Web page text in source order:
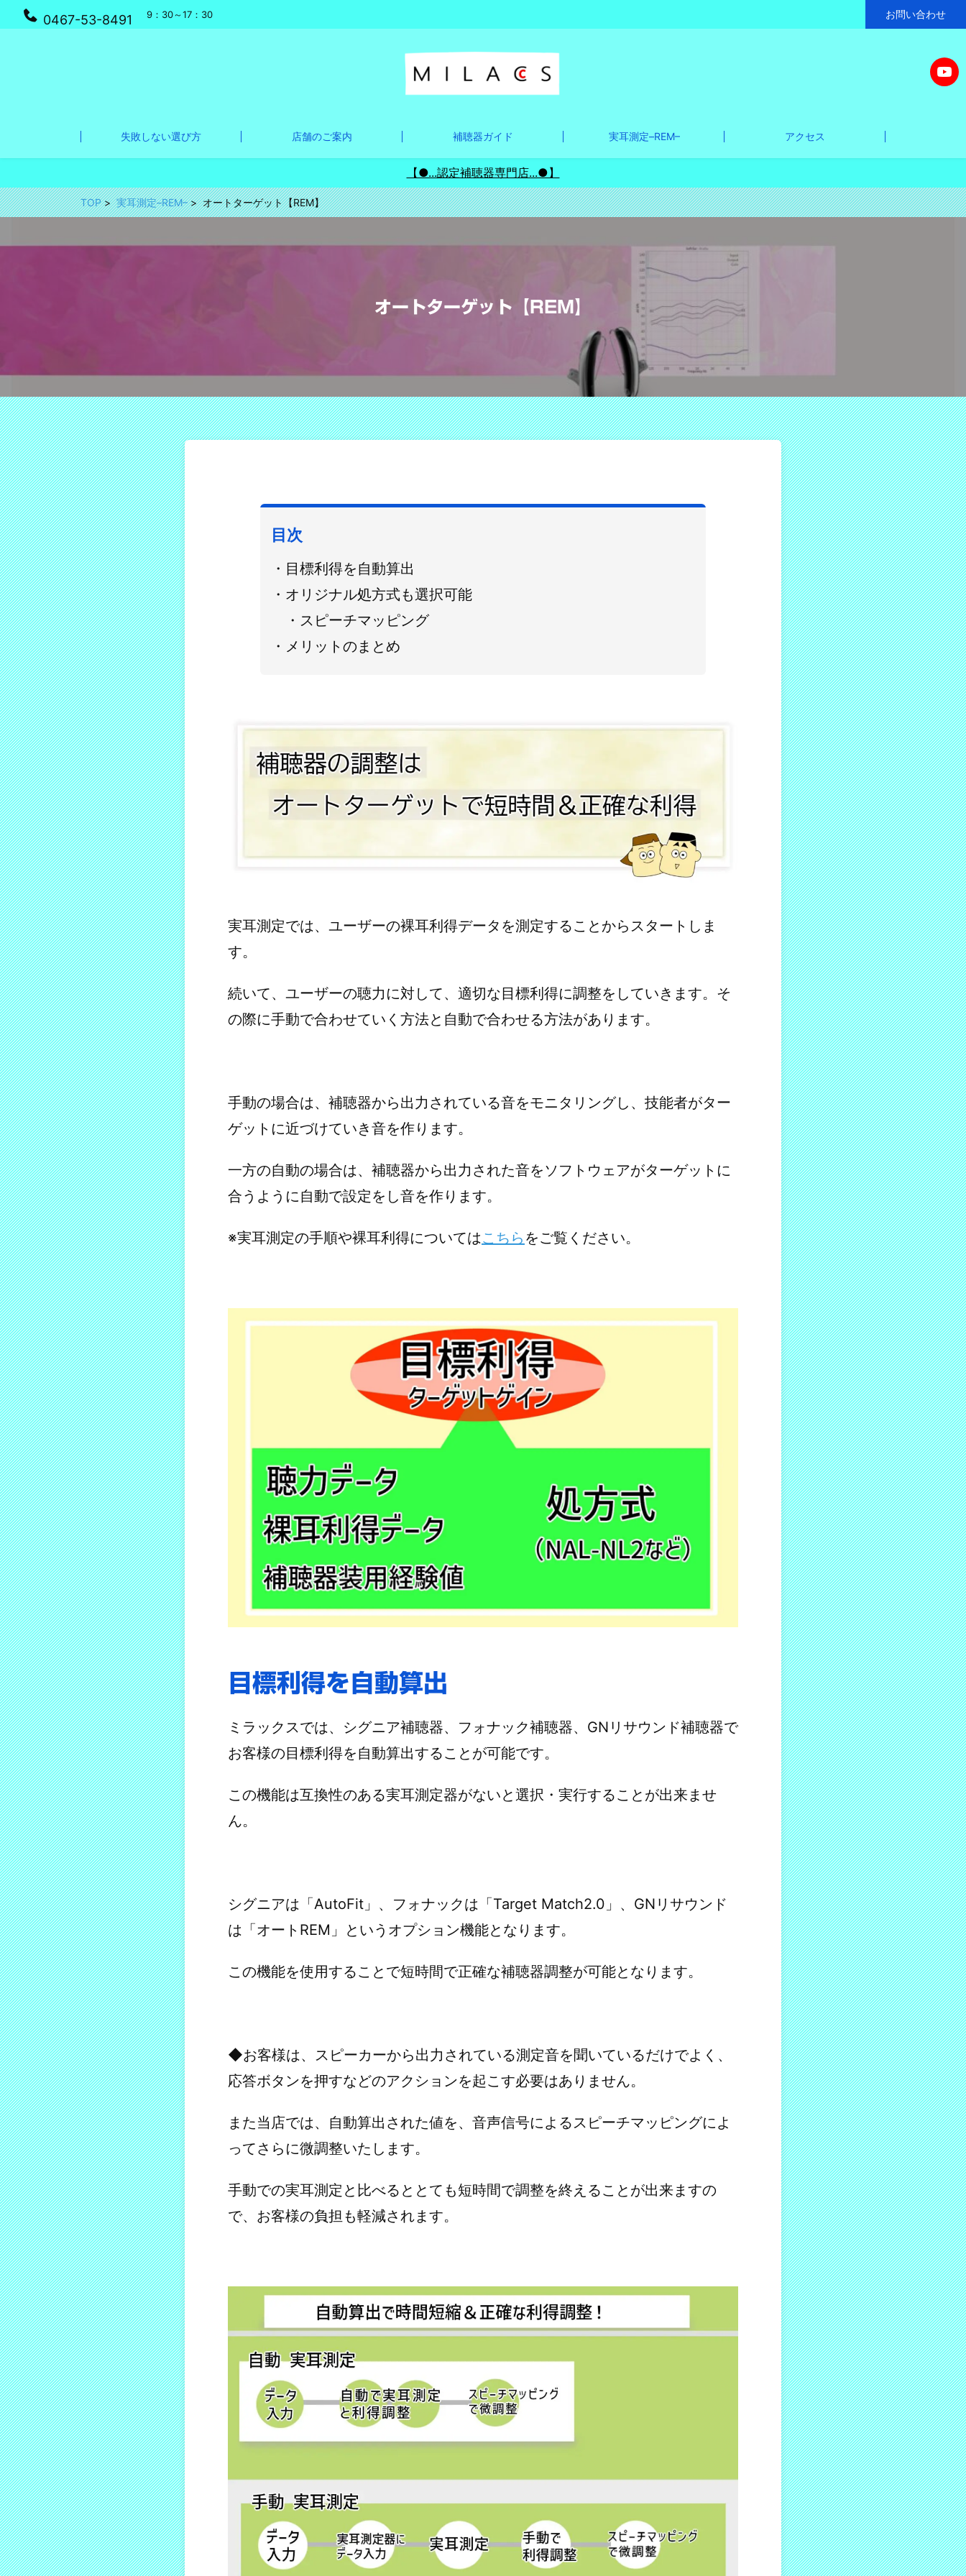
0467-53-8491 9：30～17：30 お問い合わせ
失敗しない選び方 店舗のご案内 補聴器ガイド 実耳測定–REM– アクセス
【●...認定補聴器専門店...●】
TOP 実耳測定–REM– オートターゲット【REM】
オートターゲット【REM】
目次
目標利得を自動算出
オリジナル処方式も選択可能
スピーチマッピング
メリットのまとめ
実耳測定では、ユーザーの裸耳利得データを測定することからスタートしま
す。
続いて、ユーザーの聴力に対して、適切な目標利得に調整をしていきます。そ
の際に手動で合わせていく方法と自動で合わせる方法があります。
手動の場合は、補聴器から出力されている音をモニタリングし、技能者がター
ゲットに近づけていき音を作ります。
一方の自動の場合は、補聴器から出力された音をソフトウェアがターゲットに
合うように自動で設定をし音を作ります。
※実耳測定の手順や裸耳利得についてはこちら をご覧ください。
目標利得を自動算出
ミラックスでは、シグニア補聴器、フォナック補聴器、GNリサウンド補聴器で
お客様の目標利得を自動算出することが可能です。
この機能は互換性のある実耳測定器がないと選択・実行することが出来ませ
ん。
シグニアは「AutoFit」、フォナックは「Target Match2.0」、GNリサウンド
は「オートREM」というオプション機能となります。
この機能を使用することで短時間で正確な補聴器調整が可能となります。
◆お客様は、スピーカーから出力されている測定音を聞いているだけでよく、
応答ボタンを押すなどのアクションを起こす必要はありません。
また当店では、自動算出された値を、音声信号によるスピーチマッピングによ
ってさらに微調整いたします。
手動での実耳測定と比べるととても短時間で調整を終えることが出来ますの
で、お客様の負担も軽減されます。